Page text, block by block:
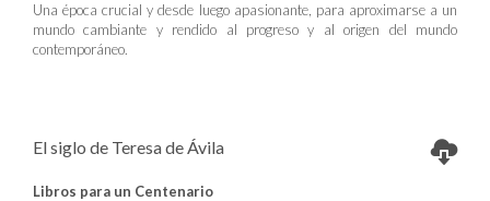
Una época crucial y desde luego apasionante, para aproximarse a un
mundo cambiante y rendido al progreso y al origen del mundo
contemporáneo.
El siglo de Teresa de Ávila
Libros para un Centenario